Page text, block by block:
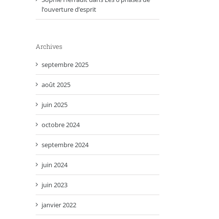
l’ouverture d’esprit
Archives
septembre 2025
août 2025
juin 2025
octobre 2024
septembre 2024
juin 2024
juin 2023
janvier 2022